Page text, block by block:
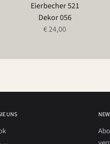
Eierbecher 521
Dekor 056
€ 24,00
UNS